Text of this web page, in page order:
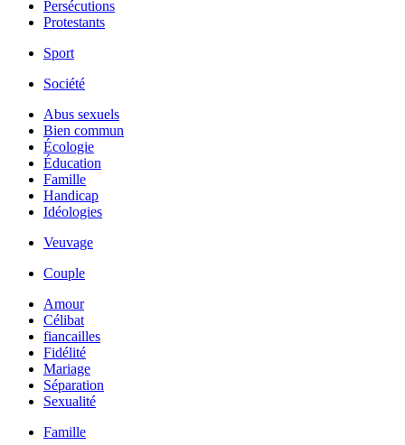
Persécutions
Protestants
Sport
Société
Abus sexuels
Bien commun
Écologie
Éducation
Famille
Handicap
Idéologies
Veuvage
Couple
Amour
Célibat
fiancailles
Fidélité
Mariage
Séparation
Sexualité
Famille